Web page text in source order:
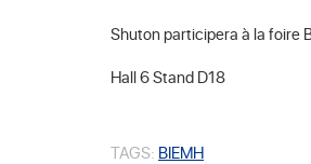
Shuton participera à la foire
Hall 6 Stand D18
TAGS: BIEMH